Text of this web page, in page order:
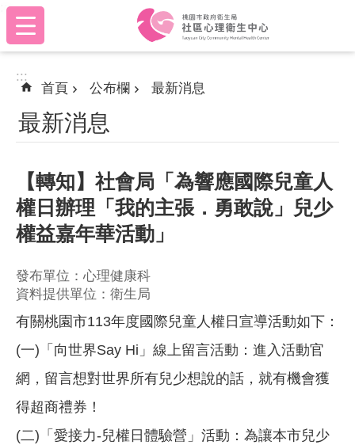
跳到主要內容區塊
:::
:::
首頁 公布欄 最新消息
最新消息
【轉知】社會局「為響應國際兒童人
權日辦理「我的主張．勇敢說」兒少
權益嘉年華活動」
發布單位：心理健康科
資料提供單位：衛生局
有關桃園市113年度國際兒童人權日宣導活動如下：
(一)「向世界Say Hi」線上留言活動：進入活動官
網，留言想對世界所有兒少想說的話，就有機會獲
得超商禮券！
(二)「愛接力-兒權日體驗營」活動：為讓本市兒少